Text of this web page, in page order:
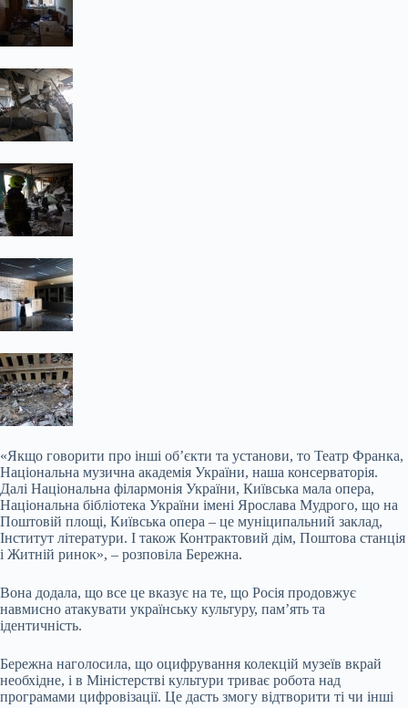
«Якщо говорити про інші об’єкти та установи, то Театр Франка,
Національна музична академія України, наша консерваторія.
Далі Національна філармонія України, Київська мала опера,
Національна бібліотека України імені Ярослава Мудрого, що на
Поштовій площі, Київська опера – це муніципальний заклад,
Інститут літератури. І також Контрактовий дім, Поштова станція
і Житній ринок», – розповіла Бережна.
Вона додала, що все це вказує на те, що Росія продовжує
навмисно атакувати українську культуру, пам’ять та
ідентичність.
Бережна наголосила, що оцифрування колекцій музеїв вкрай
необхідне, і в Міністерстві культури триває робота над
програмами цифровізації. Це дасть змогу відтворити ті чи інші